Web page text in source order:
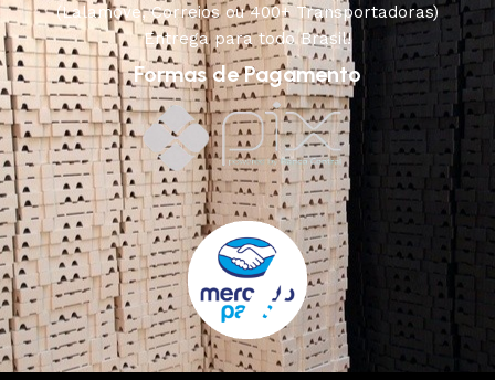
(Lalamove, Correios ou 400+ Transportadoras)
Entrega para todo Brasil!
Formas de Pagamento